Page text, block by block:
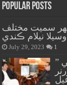
Popular Posts
سميت مختلف
نيلام ڪندي
July 29, 2023 1
” فرزند ڪراچي لياقت علي خان کي